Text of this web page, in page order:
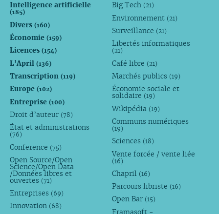
Intelligence artificielle
(185)
Divers (160)
Économie (159)
Licences (154)
L’April (136)
Transcription (119)
Europe (102)
Entreprise (100)
Droit d’auteur (78)
État et administrations
(76)
Conference (75)
Open Source/Open
Science/Open Data
/Données libres et
ouvertes (71)
Entreprises (69)
Innovation (68)
Big Tech (21)
Environnement (21)
Surveillance (21)
Libertés informatiques
(21)
Café libre (21)
Marchés publics (19)
Économie sociale et
solidaire (19)
Wikipédia (19)
Communs numériques
(19)
Sciences (18)
Vente forcée / vente liée
(16)
Chapril (16)
Parcours libriste (16)
Open Bar (15)
Framasoft -